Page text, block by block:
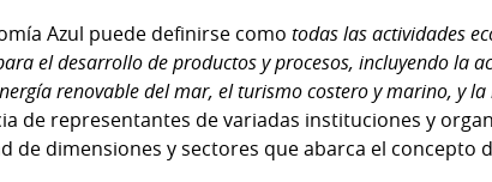
Azul puede definirse como todas las actividades
el desarrollo de productos y procesos, incluyendo la
renovable del mar, el turismo costero y marino, y
de representantes de variadas instituciones y
de dimensiones y sectores que abarca el concepto